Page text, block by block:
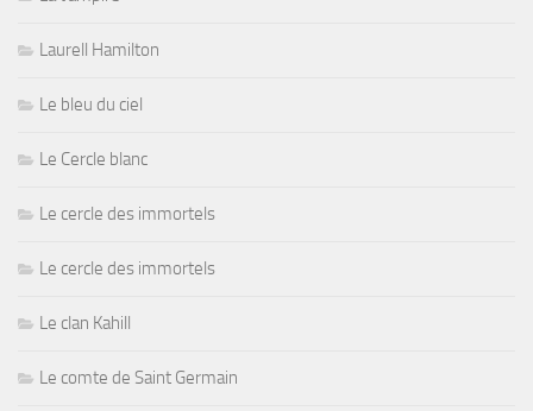
Laurell Hamilton
Le bleu du ciel
Le Cercle blanc
Le cercle des immortels
Le cercle des immortels
Le clan Kahill
Le comte de Saint Germain